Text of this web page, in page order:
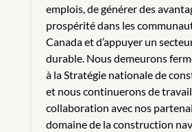
emplois, de générer des
prospérité dans les
Canada et d’appuyer un
durable. Nous demeurons
à la Stratégie nationale de
et nous continuerons de
collaboration avec nos
domaine de la construction